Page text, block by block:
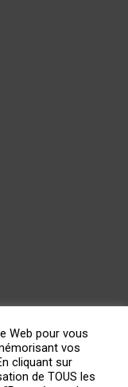
Web pour vous
vos
cliquant sur
de TOUS les